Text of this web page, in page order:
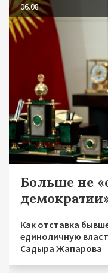
06.08
Больше не
Как отставка
единоличную
Садыра Жапарова